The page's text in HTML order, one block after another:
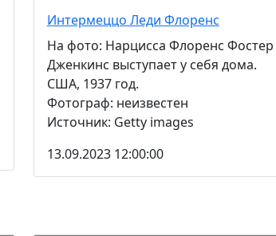
Интермеццо Леди Флоренс
На фото: Нарцисса Флоренс Фостер
Дженкинс выступает у себя дома.
США, 1937 год.
Фотограф: неизвестен
Источник: Getty images
13.09.2023 12:00:00